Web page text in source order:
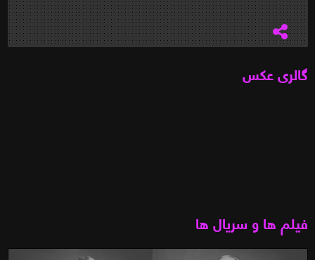
گالری عکس
فیلم ها و سریال ها